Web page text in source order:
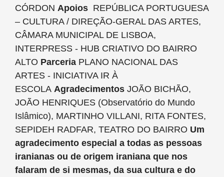
CÓRDON Apoios REPÚBLICA PORTUGUESA
– CULTURA / DIREÇÃO-GERAL DAS ARTES,
CÂMARA MUNICIPAL DE LISBOA,
INTERPRESS - HUB CRIATIVO DO BAIRRO
ALTO Parceria PLANO NACIONAL DAS
ARTES - INICIATIVA IR À
ESCOLA Agradecimentos JOÃO BICHÃO,
JOÃO HENRIQUES (Observatório do Mundo
Islâmico), MARTINHO VILLANI, RITA FONTES,
SEPIDEH RADFAR, TEATRO DO BAIRRO Um
agradecimento especial a todas as pessoas
iranianas ou de origem iraniana que nos
falaram de si mesmas, da sua cultura e do